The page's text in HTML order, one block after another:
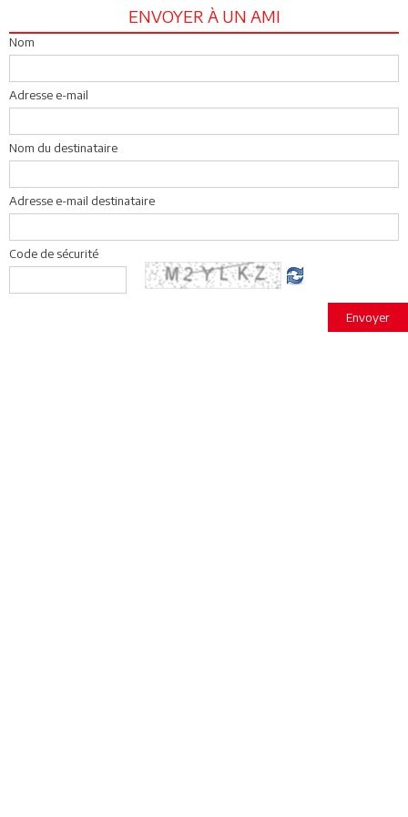
ENVOYER À UN AMI
Nom
Adresse e-mail
Nom du destinataire
Adresse e-mail destinataire
Code de sécurité
Envoyer